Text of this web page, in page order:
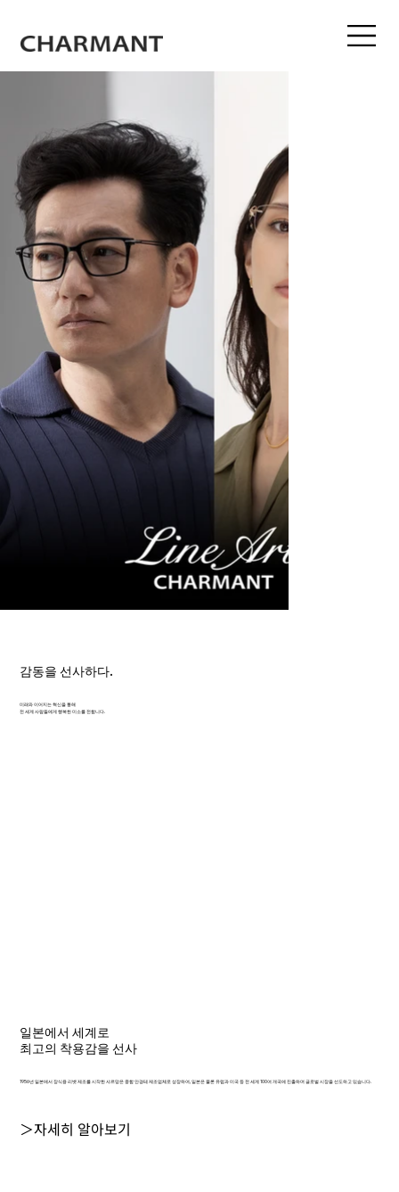
감동을 선사하다.
미래와 이어지는 혁신을 통해
전 세계 사람들에게 행복한 미소를 전합니다.
일본에서 세계로
최고의 착용감을 선사
1956년 일본에서 장식용 리벳 제조를 시작한 샤르망은 종합 안경테 제조업체로 성장하여, 일본은 물론 유럽과 미국 등 전 세계 100여 개국에 진출하며 글로벌 시장을 선도하고 있습니다.
＞자세히 알아보기